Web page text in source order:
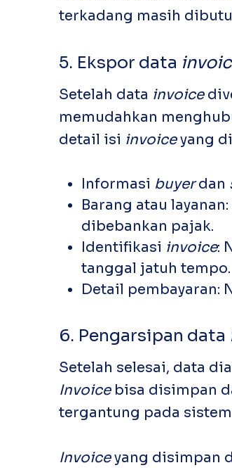
terkadang masih
5. Ekspor data
Setelah data invoice
memudahkan
detail isi invoiceyang
Informasi buyerdan
Barang atau
dibebankan pajak.
Identifikasi invoice:
tanggal jatuh tempo.
Detail pembayaran:
6. Pengarsipan data
Setelah selesai, data
Invoice bisa disimpan
tergantung pada
Invoiceyang disimpan